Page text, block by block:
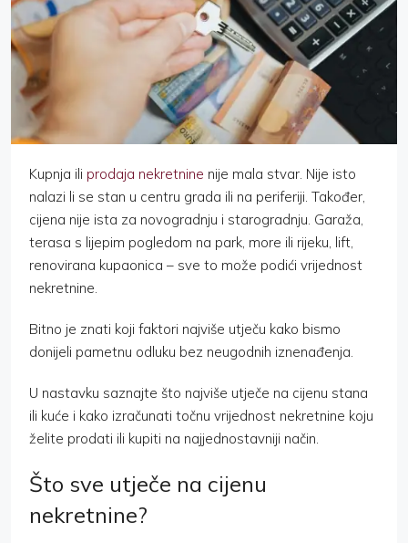
Kupnja ili prodaja nekretnine nije mala stvar. Nije isto
nalazi li se stan u centru grada ili na periferiji. Također,
cijena nije ista za novogradnju i starogradnju. Garaža,
terasa s lijepim pogledom na park, more ili rijeku, lift,
renovirana kupaonica – sve to može podići vrijednost
nekretnine.
Bitno je znati koji faktori najviše utječu kako bismo
donijeli pametnu odluku bez neugodnih iznenađenja.
U nastavku saznajte što najviše utječe na cijenu stana
ili kuće i kako izračunati točnu vrijednost nekretnine koju
želite prodati ili kupiti na najjednostavniji način.
Što sve utječe na cijenu
nekretnine?